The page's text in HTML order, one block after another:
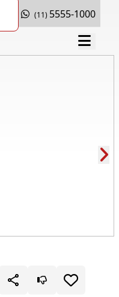
(11) 5555-1000